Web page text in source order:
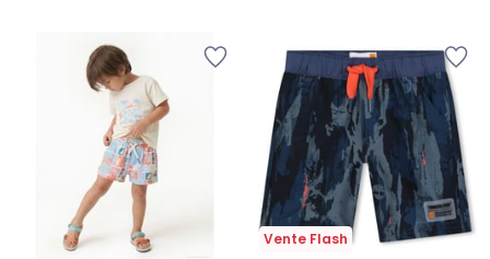
Vente Flash